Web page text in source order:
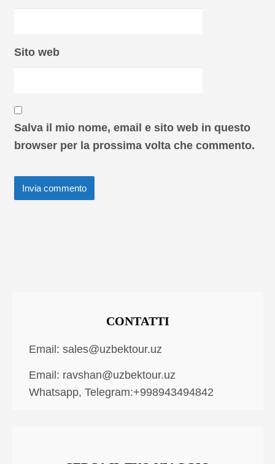
Sito web
Salva il mio nome, email e sito web in questo
browser per la prossima volta che commento.
CONTATTI
Email: sales@uzbektour.uz
Email: ravshan@uzbektour.uz
Whatsapp, Telegram:+998943494842